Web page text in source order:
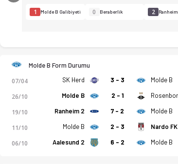
Molde B - Ranheim 2 5-5 bitti. Gol anları, kadro,
1 Molde B Galibiyeti 0 Beraberlik 2
Molde B Form Durumu
07/04 SK Herd 3 - 3 Molde B
26/10 Molde B 2 - 1
19/10 Ranheim 2 7 - 2 Molde B
11/10 Molde B 2 - 3 Nardo FK
06/10 Aalesund 2 6 - 2 Molde B